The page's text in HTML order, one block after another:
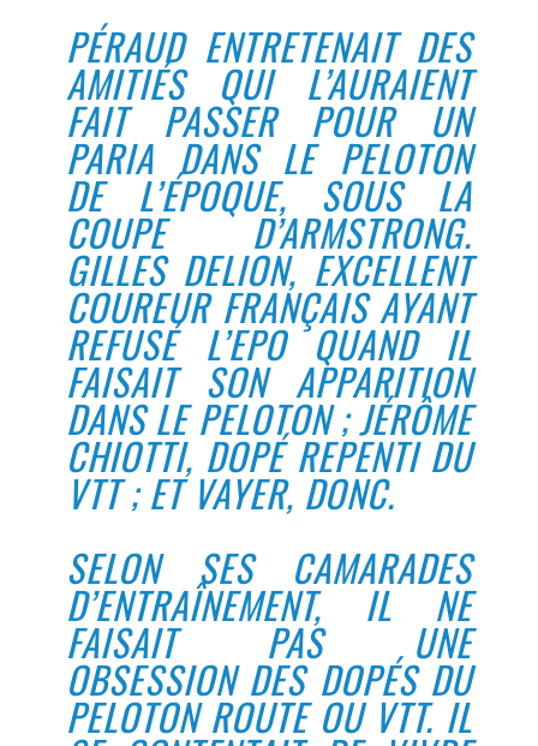
PÉRAUD ENTRETENAIT DES
AMITIÉS QUI L’AURAIENT
FAIT PASSER POUR UN
PARIA DANS LE PELOTON
DE L’ÉPOQUE, SOUS LA
COUPE D’ARMSTRONG.
GILLES DELION, EXCELLENT
COUREUR FRANÇAIS AYANT
REFUSÉ L’EPO QUAND IL
FAISAIT SON APPARITION
DANS LE PELOTON ; JÉRÔME
CHIOTTI, DOPÉ REPENTI DU
VTT ; ET VAYER, DONC.
SELON SES CAMARADES
D’ENTRAÎNEMENT, IL NE
FAISAIT PAS UNE
OBSESSION DES DOPÉS DU
PELOTON ROUTE OU VTT. IL